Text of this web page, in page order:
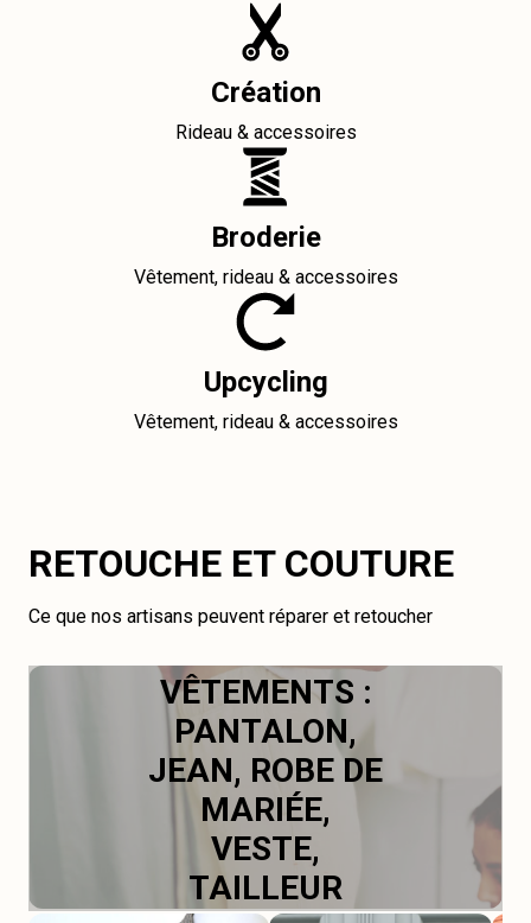
Création
Rideau & accessoires
Broderie
Vêtement, rideau & accessoires
Upcycling
Vêtement, rideau & accessoires
RETOUCHE ET COUTURE
Ce que nos artisans peuvent réparer et retoucher
VÊTEMENTS :
PANTALON,
JEAN, ROBE DE
MARIÉE,
VESTE,
TAILLEUR